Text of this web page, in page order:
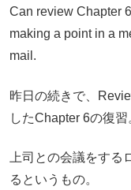
Can review Chapter
making a point in a
mail.
昨日の続きで、
したChapter 6の復習
上司との会議をす
るというもの。